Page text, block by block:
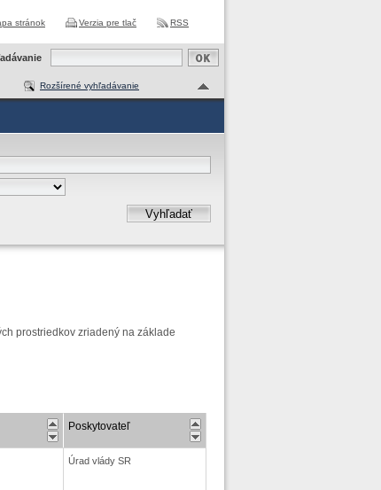
stránok Verzia pre tlač RSS
Rozšírené vyhľadávanie
Vyhľadať
prostriedkov zriadený na základe
Poskytovateľ
Úrad vlády SR